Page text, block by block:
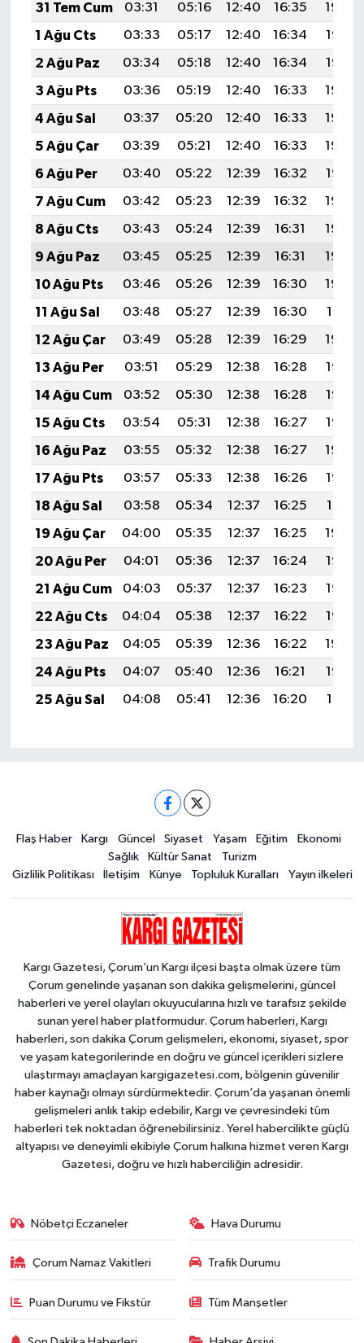
31 Tem Cum
03:31 05:16 12:40 16:35
19:54
1 Ağu Cts
03:33 05:17 12:40 16:34
19:53
2 Ağu Paz
03:34 05:18 12:40 16:34
19:52
3 Ağu Pts
03:36 05:19 12:40 16:33
19:50
4 Ağu Sal
03:37 05:20 12:40 16:33
19:49
5 Ağu Çar
03:39 05:21 12:40 16:33
19:48
6 Ağu Per
03:40 05:22 12:39 16:32
19:47
7 Ağu Cum
03:42 05:23 12:39 16:32
19:46
8 Ağu Cts
03:43 05:24 12:39 16:31
19:44
9 Ağu Paz
03:45 05:25 12:39 16:31
19:43
10 Ağu Pts
03:46 05:26 12:39 16:30
19:42
11 Ağu Sal
03:48 05:27 12:39 16:30
19:41
12 Ağu Çar
03:49 05:28 12:39 16:29
19:39
13 Ağu Per
03:51 05:29 12:38 16:28
19:38
14 Ağu Cum
03:52 05:30 12:38 16:28
19:37
15 Ağu Cts
03:54 05:31 12:38 16:27
19:35
16 Ağu Paz
03:55 05:32 12:38 16:27
19:34
17 Ağu Pts
03:57 05:33 12:38 16:26
19:32
18 Ağu Sal
03:58 05:34 12:37 16:25
19:31
19 Ağu Çar
04:00 05:35 12:37 16:25
19:30
20 Ağu Per
04:01 05:36 12:37 16:24
19:28
21 Ağu Cum
04:03 05:37 12:37 16:23
19:27
22 Ağu Cts
04:04 05:38 12:37 16:22
19:25
23 Ağu Paz
04:05 05:39 12:36 16:22
19:24
24 Ağu Pts
04:07 05:40 12:36 16:21
19:22
25 Ağu Sal
04:08 05:41 12:36 16:20 19:21
Flaş Haber Kargı Güncel Siyaset Yaşam Eğitim
Ekonomi
Sağlık
Kültür Sanat
Turizm
Gizlilik Politikası
İletişim Künye Topluluk Kuralları Yayın ilkeleri
Kargı Gazetesi, Çorum’un Kargı ilçesi başta olmak üzere tüm
Çorum genelinde yaşanan son dakika gelişmelerini, güncel
haberleri ve yerel olayları okuyucularına hızlı ve tarafsız şekilde
sunan yerel haber platformudur. Çorum haberleri, Kargı
haberleri, son dakika Çorum gelişmeleri, ekonomi, siyaset, spor
ve yaşam kategorilerinde en doğru ve güncel içerikleri sizlere
ulaştırmayı amaçlayan kargigazetesi.com, bölgenin güvenilir
haber kaynağı olmayı sürdürmektedir. Çorum’da yaşanan önemli
gelişmeleri anlık takip edebilir, Kargı ve çevresindeki tüm
haberleri tek noktadan öğrenebilirsiniz. Yerel habercilikte güçlü
altyapısı ve deneyimli ekibiyle Çorum halkına hizmet veren Kargı
Gazetesi, doğru ve hızlı haberciliğin adresidir.
Nöbetçi Eczaneler Hava Durumu
Çorum Namaz Vakitleri Trafik Durumu
Puan Durumu ve Fikstür Tüm Manşetler